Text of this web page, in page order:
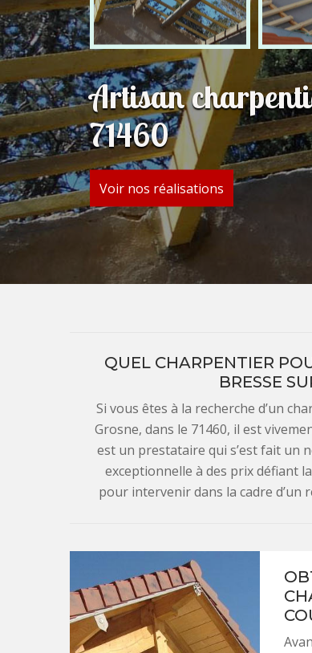
Artisan
71460
Voir nos réalisations
QUEL CHARPENTIER
BRESSE
Si vous êtes à la recherche d’un
Grosne, dans le 71460, il est
est un prestataire qui s’est fait un
exceptionnelle à des prix défiant
pour intervenir dans la cadre d’un